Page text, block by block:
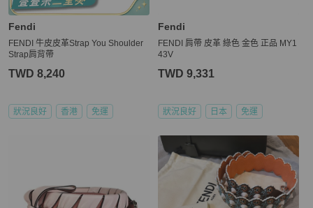
Fendi
FENDI 牛皮皮革Strap You Shoulder
Strap肩背帶
TWD 8,240
狀況良好 香港 免運
Fendi
FENDI 肩帶 皮革 綠色 金色 正品 MY1
43V
TWD 9,331
狀況良好 日本 免運